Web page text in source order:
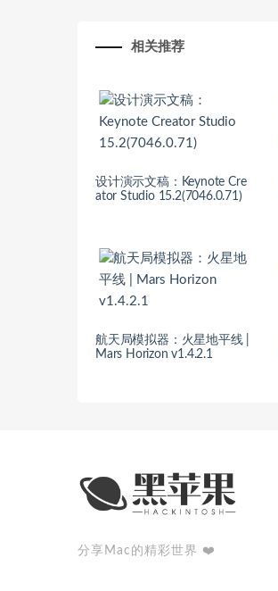
相关推荐
设计演示文稿：Keynote Cre
ator Studio 15.2(7046.0.71)
航天局模拟器：火星地平线 |
Mars Horizon v1.4.2.1
分享Mac的精彩世界 ❤️